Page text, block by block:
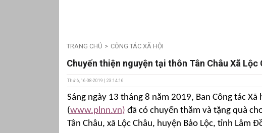
TRANG CHỦ CÔNG TÁC XÃ HỘI
Chuyến thiện nguyện tại thôn Tân Châu Xã Lộc
Thứ 6, 16-08-2019 | 23:14:16
Sáng ngày 13 tháng 8 năm 2019, Ban Công tác
(www.plnn.vn) đã có chuyến thăm và tặng quà
Tân Châu, xã Lộc Châu, huyện Bảo Lộc, tỉnh Lâm